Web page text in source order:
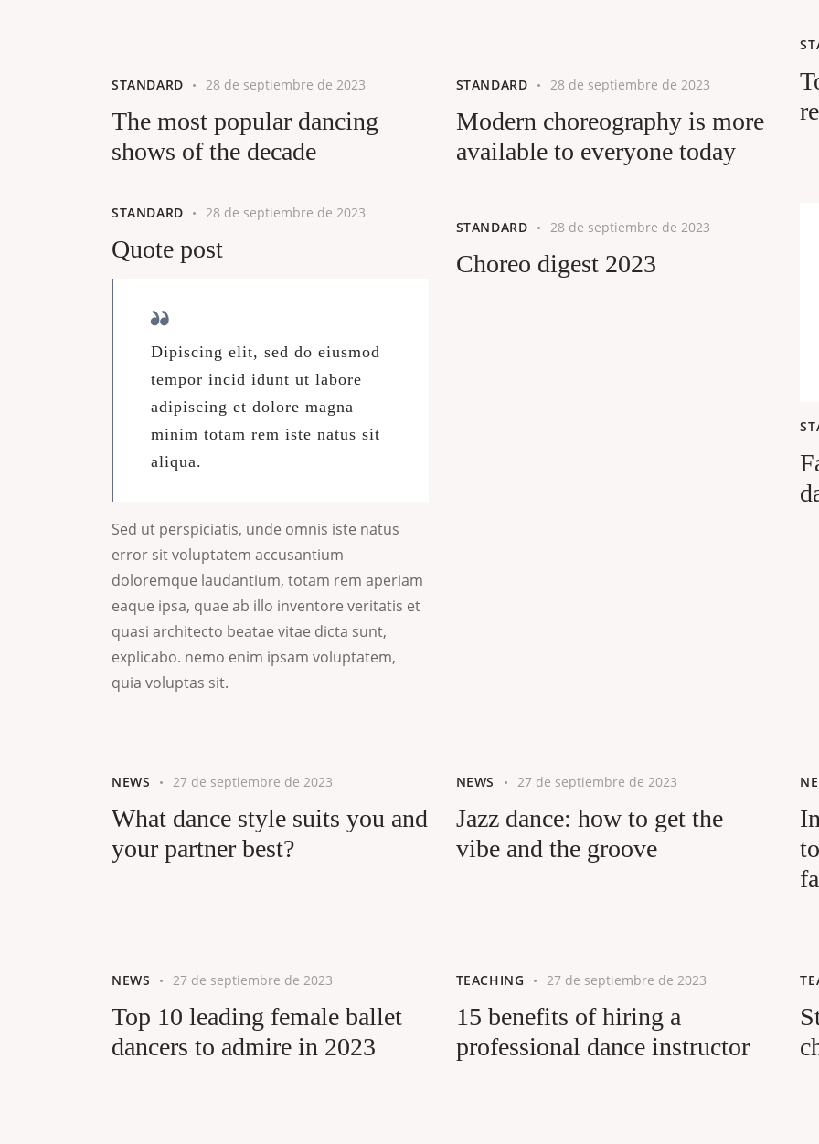
STANDARD 28 de septiembre de 2023
The most popular dancing
shows of the decade
STANDARD 28 de septiembre de 2023
Modern choreography is more
available to everyone today
STANDARD 28 de septiembre de 2023
Quote post
Dipiscing elit, sed do eiusmod
tempor incid idunt ut labore
adipiscing et dolore magna
minim totam rem iste natus sit
aliqua.
Sed ut perspiciatis, unde omnis iste natus
error sit voluptatem accusantium
doloremque laudantium, totam rem aperiam
eaque ipsa, quae ab illo inventore veritatis et
quasi architecto beatae vitae dicta sunt,
explicabo. nemo enim ipsam voluptatem,
quia voluptas sit.
STANDARD 28 de septiembre de 2023
Choreo digest 2023
NEWS 27 de septiembre de 2023
What dance style suits you and
your partner best?
NEWS 27 de septiembre de 2023
Jazz dance: how to get the
vibe and the groove
NEWS 27 de septiembre de 2023
Top 10 leading female ballet
dancers to admire in 2023
TEACHING 27 de septiembre de 2023
15 benefits of hiring a
professional dance instructor